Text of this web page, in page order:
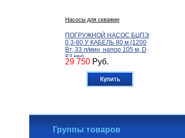
Насосы для скважин
ПОГРУЖНОЙ НАСОС БЦПЭ
0,3-80 У КАБЕЛЬ 80 м (1200
Вт, 33 л/мин, напор 105 м, D
83 мм)
29 750 Руб.
Купить
Группы товаров